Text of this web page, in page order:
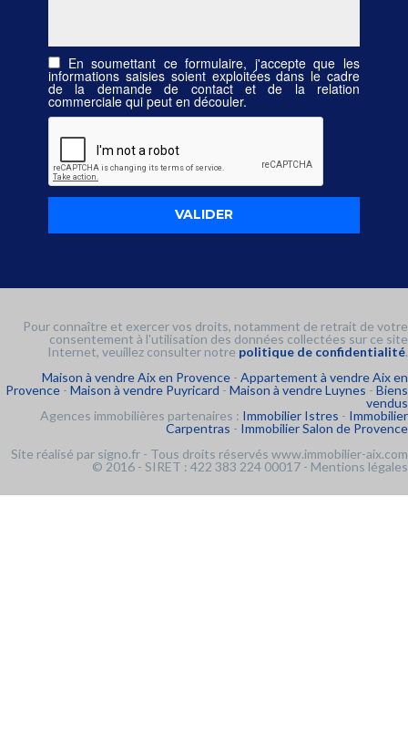
En soumettant ce formulaire, j'accepte que les
informations saisies soient exploitées dans le cadre
de la demande de contact et de la relation
commerciale qui peut en découler.
Pour connaître et exercer vos droits, notamment de retrait de votre
consentement à l'utilisation des données collectées sur ce site
Internet, veuillez consulter notre politique de confidentialité.
Maison à vendre Aix en Provence - Appartement à vendre Aix en
Provence - Maison à vendre Puyricard - Maison à vendre Luynes - Biens
vendus
Agences immobilières partenaires : Immobilier Istres - Immobilier
Carpentras - Immobilier Salon de Provence
Site réalisé par signo.fr - Tous droits réservés www.immobilier-aix.com
© 2016 - SIRET : 422 383 224 00017 - Mentions légales